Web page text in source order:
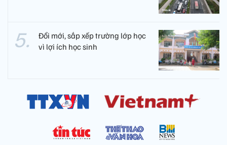
Đổi mới, sắp xếp trường lớp học
vì lợi ích học sinh